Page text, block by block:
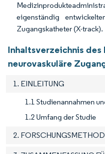
eigenständig
Zugangskatheter (X-track).
Inhaltsverzeichnis
neurovaskuläre
1. EINLEITUNG
1.1 Studienannahmen
1.2 Umfang der Studie
2.